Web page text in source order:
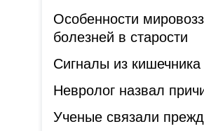
Особенности
болезней в старости
Сигналы из
Невролог назвал
Ученые связали